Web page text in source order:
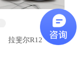
拉斐尔R12